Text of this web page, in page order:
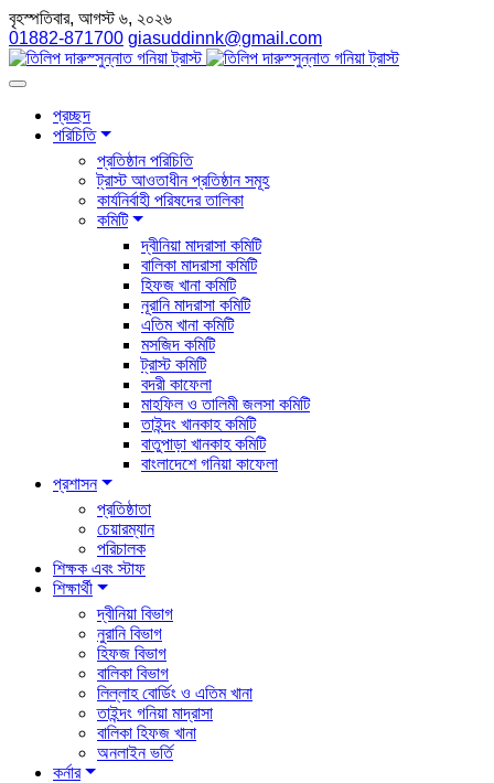
বৃহস্পতিবার, আগস্ট ৬, ২০২৬
01882-871700 giasuddinnk@gmail.com
প্রচ্ছদ
পরিচিতি
প্রতিষ্ঠান পরিচিতি
ট্রাস্ট আওতাধীন প্রতিষ্ঠান সমূহ
কার্যনির্বাহী পরিষদের তালিকা
কমিটি
দ্বীনিয়া মাদরাসা কমিটি
বালিকা মাদরাসা কমিটি
হিফজ খানা কমিটি
নূরানি মাদরাসা কমিটি
এতিম খানা কমিটি
মসজিদ কমিটি
ট্রাস্ট কমিটি
বদরী কাফেলা
মাহফিল ও তালিমী জলসা কমিটি
তাইন্দং খানকাহ কমিটি
বাতুপাড়া খানকাহ কমিটি
বাংলাদেশে গনিয়া কাফেলা
প্রশাসন
প্রতিষ্ঠাতা
চেয়ারম্যান
পরিচালক
শিক্ষক এবং স্টাফ
শিক্ষার্থী
দ্বীনিয়া বিভাগ
নুরানি বিভাগ
হিফজ বিভাগ
বালিকা বিভাগ
লিল্লাহ বোর্ডিং ও এতিম খানা
তাইন্দং গনিয়া মাদ্রাসা
বালিকা হিফজ খানা
অনলাইন ভর্তি
কর্নার